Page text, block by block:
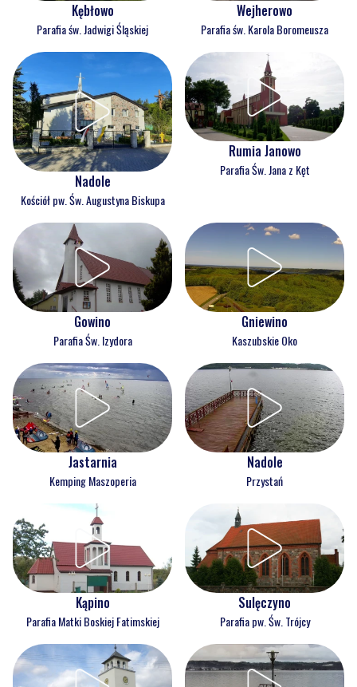
Kębłowo
Parafia św. Jadwigi Śląskiej
Wejherowo
Parafia św. Karola Boromeusza
Nadole
Kościół pw. Św. Augustyna Biskupa
Rumia Janowo
Parafia Św. Jana z Kęt
Gowino
Parafia Św. Izydora
Gniewino
Kaszubskie Oko
Jastarnia
Kemping Maszoperia
Nadole
Przystań
Kąpino
Parafia Matki Boskiej Fatimskiej
Sulęczyno
Parafia pw. Św. Trójcy